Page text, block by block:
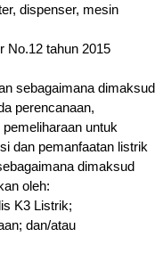
dispenser, mesin
No.12 tahun 2015
sebagaimana dimaksud
perencanaan,
untuk
dan pemanfaatan listrik
dimaksud
oleh:
K3 Listrik;
dan/atau